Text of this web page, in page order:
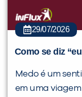
29/07/2026
Como se diz
Medo é um
em uma